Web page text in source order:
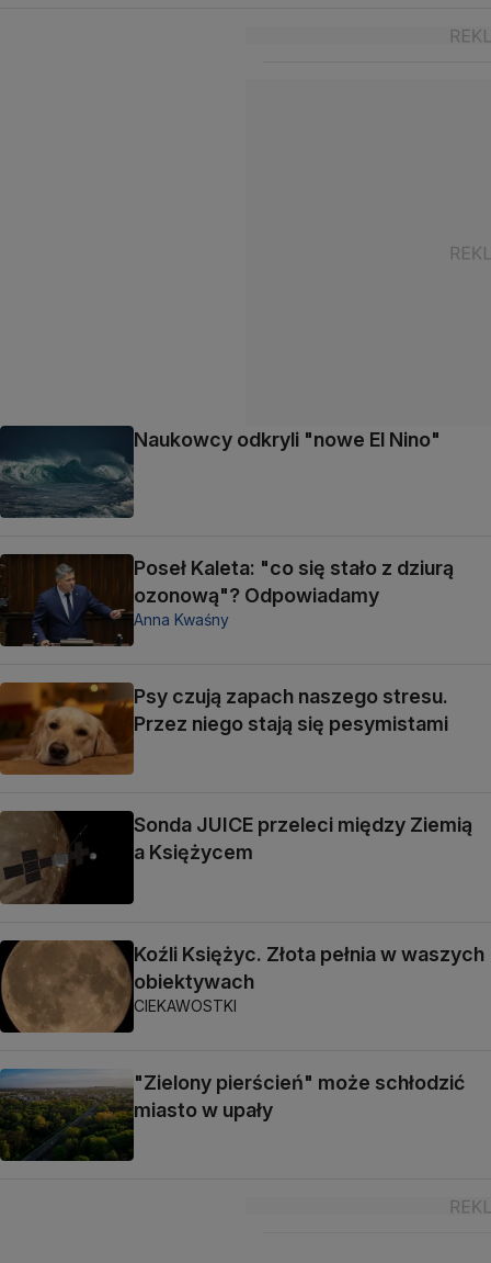
Naukowcy odkryli "nowe El Nino"
Poseł Kaleta: "co się stało z dziurą
ozonową"? Odpowiadamy
Anna Kwaśny
Psy czują zapach naszego stresu.
Przez niego stają się pesymistami
Sonda JUICE przeleci między Ziemią
a Księżycem
Koźli Księżyc. Złota pełnia w waszych
obiektywach
CIEKAWOSTKI
"Zielony pierścień" może schłodzić
miasto w upały